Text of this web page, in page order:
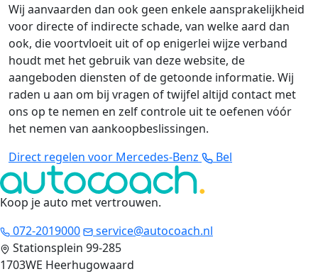
Wij aanvaarden dan ook geen enkele aansprakelijkheid
voor directe of indirecte schade, van welke aard dan
ook, die voortvloeit uit of op enigerlei wijze verband
houdt met het gebruik van deze website, de
aangeboden diensten of de getoonde informatie. Wij
raden u aan om bij vragen of twijfel altijd contact met
ons op te nemen en zelf controle uit te oefenen vóór
het nemen van aankoopbeslissingen.
Direct regelen voor Mercedes-Benz
Bel
Koop je auto met vertrouwen.
072-2019000
service@autocoach.nl
Stationsplein 99-285
1703WE Heerhugowaard